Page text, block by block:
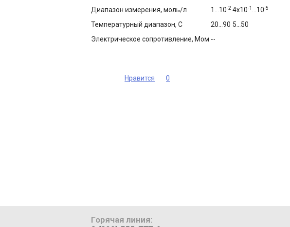
Диапазон измерения, моль/л 1...10-2 4х10-1 ...10-5
Температурный диапазон, С 20...90 5...50
Электрическое сопротивление, Мом --
Нравится 0
Горячая линия: